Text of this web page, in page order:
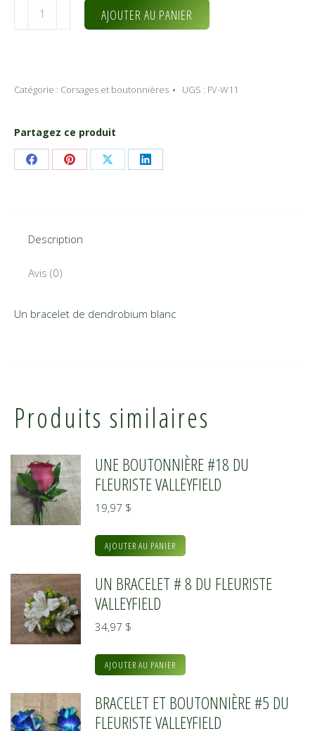
quantité
de
#
du
Fleuriste
Valleyfield
AJOUTER AU PANIER
Catégorie : Corsages et boutonnières UGS : FV-W11
Partagez ce produit
Share Share Share Share
Description
Avis (0)
Un bracelet de dendrobium blanc
Produits similaires
UNE BOUTONNIÈRE #18 DU
FLEURISTE VALLEYFIELD
19,97 $
AJOUTER AU PANIER
UN BRACELET # 8 DU FLEURISTE
VALLEYFIELD
34,97 $
AJOUTER AU PANIER
BRACELET ET BOUTONNIÈRE #5 DU
FLEURISTE VALLEYFIELD